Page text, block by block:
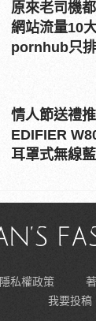
原來老司機
網站流量10
pornhub只
情人節送禮推
EDIFIER
耳罩式無線
隱私權政策
我要投稿